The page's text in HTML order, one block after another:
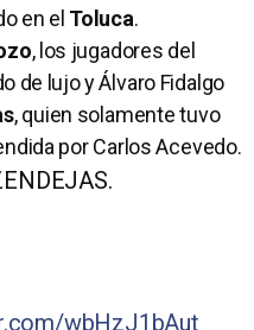
en el Toluca.
, los jugadores del
de lujo y Álvaro Fidalgo
, quien solamente tuvo
por Carlos Acevedo.
wbHzJ1bAut